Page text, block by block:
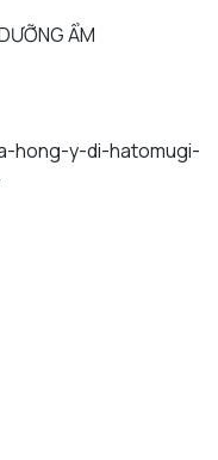
ẨM
hong-y-di-hatomugi-